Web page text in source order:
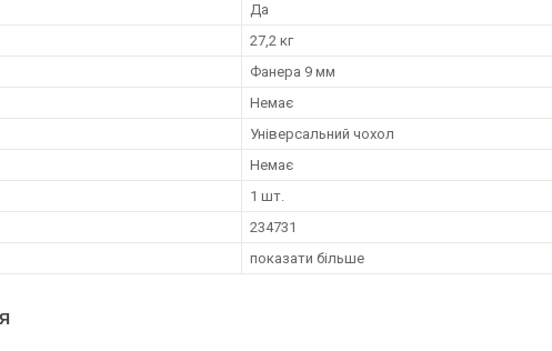
Да
27,2 кг
Фанера 9 мм
Немає
Універсальний чохол
Немає
1 шт.
234731
показати більше